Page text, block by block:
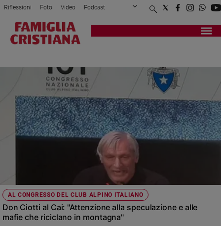
Attualità
Economia
Legalità
giustizia
Papa
Papa
Chiesa
Riflessioni Foto Video Podcast
Privacy Policy Chi siamo
Registrati Redazione
AL CONGRESSO DEL CLUB ALPINO ITALIANO
Don Ciotti al Cai: "Attenzione alla speculazione e alle
mafie che riciclano in montagna"